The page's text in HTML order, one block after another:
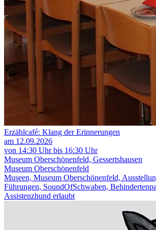
Erzählcafé: Klang der Erinnerungen
am 12.09.2026
von 14:30 Uhr bis 16:30 Uhr
Museum Oberschönenfeld, Gessertshausen
Museum Oberschönenfeld
Museen, Museum Oberschönenfeld,
Führungen, SoundOfSchwaben,
Assistenzhund erlaubt